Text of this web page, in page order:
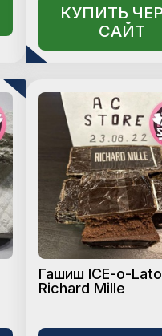
КУПИТЬ
САЙТ
Гашиш ICE-o-
Richard Mille